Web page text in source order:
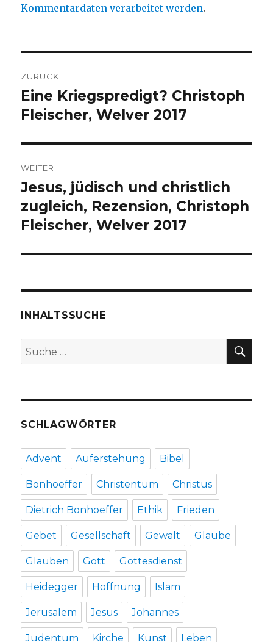
Kommentardaten verarbeitet werden.
ZURÜCK
Vorheriger
Beitrag:
Eine Kriegspredigt? Christoph
Fleischer, Welver 2017
WEITER
Nächster
Beitrag:
Jesus, jüdisch und christlich
zugleich, Rezension, Christoph
Fleischer, Welver 2017
INHALTSSUCHE
Suche
nach:
SCHLAGWÖRTER
Advent Auferstehung Bibel
Bonhoeffer Christentum Christus
Dietrich Bonhoeffer Ethik Frieden
Gebet Gesellschaft Gewalt Glaube
Glauben Gott Gottesdienst
Heidegger Hoffnung Islam
Jerusalem Jesus Johannes
Judentum Kirche Kunst Leben